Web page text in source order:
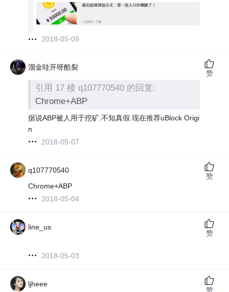
2018-05-09
溜金哇开呀酷裂
引用 17 楼 q107770540 的回复:
Chrome+ABP
据说ABP被人用于挖矿.不知真假.现在推荐uBlock Origi
n
2018-05-07
赞
q107770540
Chrome+ABP
2018-05-04
赞
line_us
2018-05-03
赞
ljheee
赞